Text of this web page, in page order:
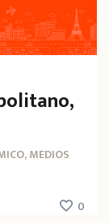
MEDIOS
0